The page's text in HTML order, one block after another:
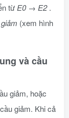
từE0 → E2.
(xem hình
và cầu
giảm, hoặc
giảm. Khi cả